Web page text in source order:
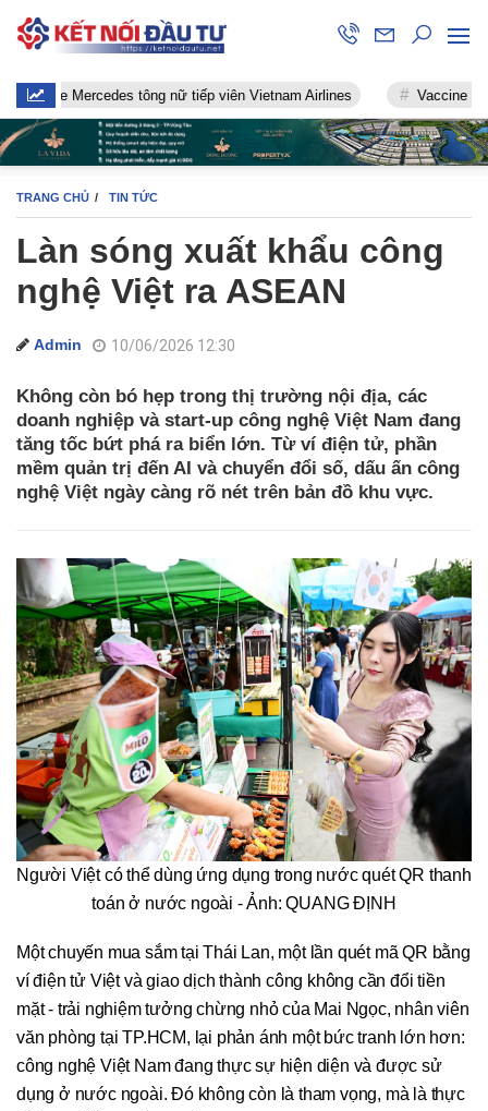
Mercedes tông nữ tiếp viên Vietnam Airlines Vaccine chống
TRANG CHỦ TIN TỨC
Làn sóng xuất khẩu công
nghệ Việt ra ASEAN
Admin 10/06/2026 12:30
Không còn bó hẹp trong thị trường nội địa, các
doanh nghiệp và start-up công nghệ Việt Nam đang
tăng tốc bứt phá ra biển lớn. Từ ví điện tử, phần
mềm quản trị đến AI và chuyển đổi số, dấu ấn công
nghệ Việt ngày càng rõ nét trên bản đồ khu vực.
Người Việt có thể dùng ứng dụng trong nước quét QR thanh
toán ở nước ngoài - Ảnh: QUANG ĐỊNH
Một chuyến mua sắm tại Thái Lan, một lần quét mã QR bằng
ví điện tử Việt và giao dịch thành công không cần đổi tiền
mặt - trải nghiệm tưởng chừng nhỏ của Mai Ngọc, nhân viên
văn phòng tại TP.HCM, lại phản ánh một bức tranh lớn hơn:
công nghệ Việt Nam đang thực sự hiện diện và được sử
dụng ở nước ngoài. Đó không còn là tham vọng, mà là thực